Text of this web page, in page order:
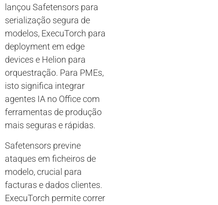
lançou Safetensors para
serialização segura de
modelos, ExecuTorch para
deployment em edge
devices e Helion para
orquestração. Para PMEs,
isto significa integrar
agentes IA no Office com
ferramentas de produção
mais seguras e rápidas.
Safetensors previne
ataques em ficheiros de
modelo, crucial para
facturas e dados clientes.
ExecuTorch permite correr